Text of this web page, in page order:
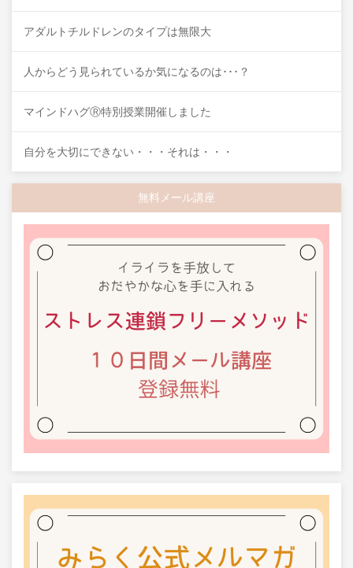
アダルトチルドレンのタイプは無限大
人からどう見られているか気になるのは･･･？
マインドハグⓇ特別授業開催しました
自分を大切にできない・・・それは・・・
無料メール講座